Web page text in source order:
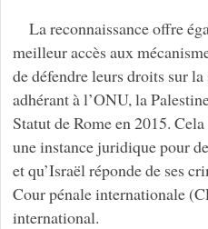
La reconnaissance offre
meilleur accès aux
de défendre leurs droits sur
adhérant à l’ONU, la
Statut de Rome en 2015.
une instance juridique pour
et qu’Israël réponde de ses
Cour pénale internationale
international.